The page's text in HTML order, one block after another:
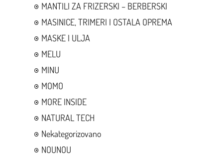
MANTILI ZA FRIZERSKI – BERBERSKI
MASINICE, TRIMERI I OSTALA OPREMA
MASKE I ULJA
MELU
MINU
MOMO
MORE INSIDE
NATURAL TECH
Nekategorizovano
NOUNOU